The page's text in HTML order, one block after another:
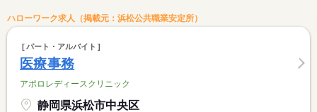
ハローワーク求人（掲載元：浜松公共職業安定所）
パート・アルバイト
医療事務
アポロレディースクリニック
静岡県浜松市中央区